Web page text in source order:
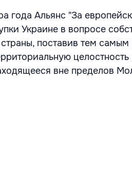
года Альянс "За
Украине в вопросе
поставив тем
целостность
вне пределов